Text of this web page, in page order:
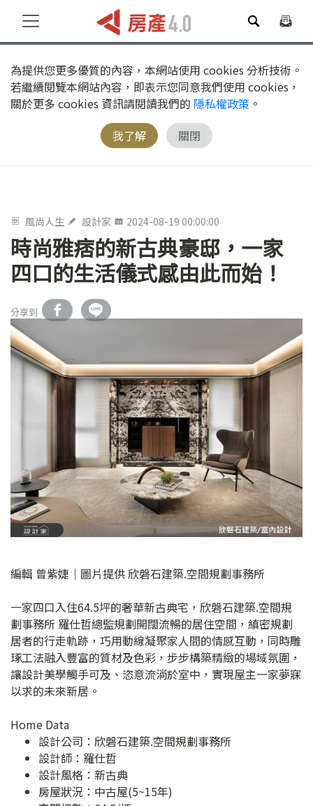
為提供您更多優質的內容，本網站使用 cookies 分析技術。
若繼續閱覽本網站內容，即表示您同意我們使用 cookies，
關於更多 cookies 資訊請閱讀我們的 隱私權政策 。
我了解
關閉
風尚人生 設計家 2024-08-19 00:00:00
時尚雅痞的新古典豪邸，一家
四口的生活儀式感由此而始！
分享到
編輯 曾紫婕｜圖片提供 欣磐石建築.空間規劃事務所
一家四口入住64.5坪的奢華新古典宅，欣磐石建築.空間規
劃事務所 羅仕哲總監規劃開闊流暢的居住空間，縝密規劃
居者的行走軌跡，巧用動線凝聚家人間的情感互動，同時雕
琢工法融入豐富的質材及色彩，步步構築精緻的場域氛圍，
讓設計美學觸手可及、恣意流淌於室中，實現屋主一家夢寐
以求的未來新居。
Home Data
設計公司： 欣磐石建築.空間規劃事務所
設計師：羅仕哲
設計風格：新古典
房屋狀況：中古屋(5~15年)